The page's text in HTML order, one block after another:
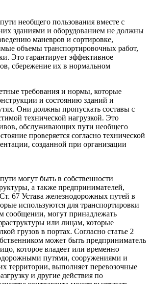
необщего пользования вместе с
зданиями и оборудованием не должны
маневров и сортировке,
объемы транспортировочных работ,
Это гарантирует эффективное
сбережение их в нормальном
требования и нормы, которые
и состоянию зданий и
Они должны пропускать составы с
технической нагрузкой. Это
обслуживающих пути необщего
проверяется согласно технической
созданной при организации
могут быть в собственности
а также предпринимателей,
67 Устава железнодорожных путей в
используются для транспортировки
сообщении, могут принадлежать
или лицам, которые
грузов в портах. Согласно статье 2
может быть предприниматель
которое владеет или временно
путями, сооружениями и
территории, выполняет перевозочные
и другие действия по